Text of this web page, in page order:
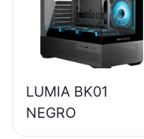
Bronze para PC de
escritorio
(ESB550W)
LUMIA BK01
NEGRO